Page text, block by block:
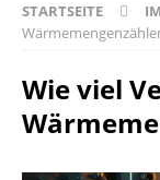
STARTSEITE
Wie viel